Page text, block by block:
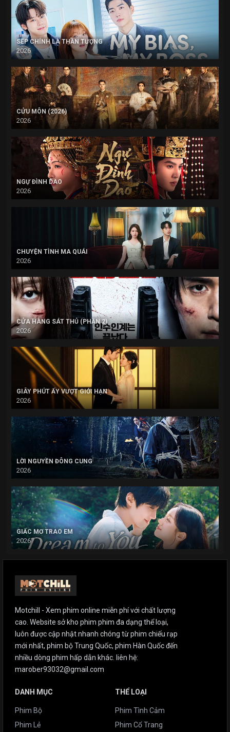
SẾP CHÍNH LÀ THẦN TƯỢNG
2026
CỬU MÔN (2026)
2026
NGỰ ĐÌNH DAO
2026
CHUYỆN TÌNH MA QUÁI
2026
CỬA HÀNG SÁT THỦ (PHẦN 2)
2026
GIÂY PHÚT ẤY VƯỢT GIỚI HẠN
2026
LỜI NGUYỀN ĐÔNG CUNG
2026
GIẤC MƠ TRAO EM
2026
Motchill - Xem phim online miễn phí với chất lượng
cao. Website sở kho phim phim đa dạng thể loại,
luôn được cập nhật nhanh chóng từ phim chiếu rạp
mới nhất, phim bộ Trung Quốc, phim Hàn Quốc đến
nhiều dòng phim hấp dẫn khác. liên hệ:
marober93032@gmail.com
DANH MỤC
Phim Bộ
Phim Lẻ
THỂ LOẠI
Phim Tình Cảm
Phim Cổ Trang